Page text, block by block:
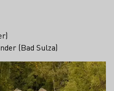
(Bad Sulza)